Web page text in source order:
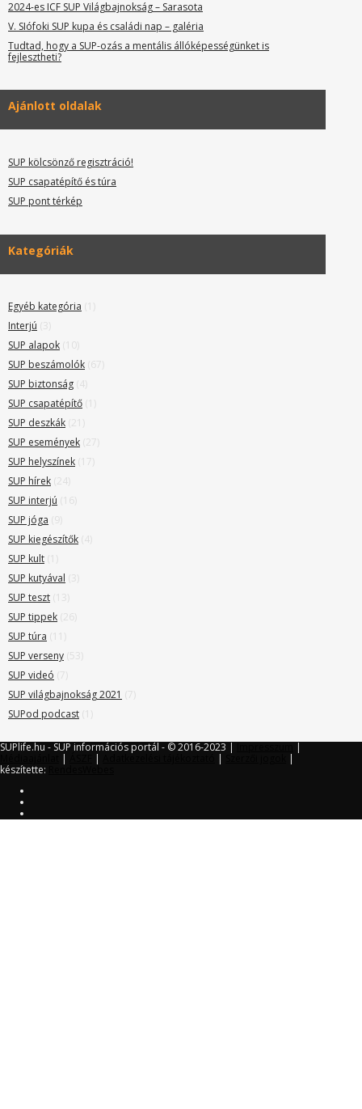
2024-es ICF SUP Világbajnokság – Sarasota
V. SIófoki SUP kupa és családi nap – galéria
Tudtad, hogy a SUP-ozás a mentális állóképességünket is
fejlesztheti?
Ajánlott oldalak
SUP kölcsönző regisztráció!
SUP csapatépítő és túra
SUP pont térkép
Kategóriák
Egyéb kategória (1)
Interjú (3)
SUP alapok (10)
SUP beszámolók (67)
SUP biztonság (4)
SUP csapatépítő (1)
SUP deszkák (21)
SUP események (27)
SUP helyszínek (17)
SUP hírek (24)
SUP interjú (16)
SUP jóga (9)
SUP kiegészítők (4)
SUP kult (1)
SUP kutyával (3)
SUP teszt (13)
SUP tippek (26)
SUP túra (11)
SUP verseny (53)
SUP videó (7)
SUP világbajnokság 2021 (7)
SUPod podcast (1)
SUPlife.hu - SUP információs portál - © 2016-2023 |
|
| | |
|
készítette: